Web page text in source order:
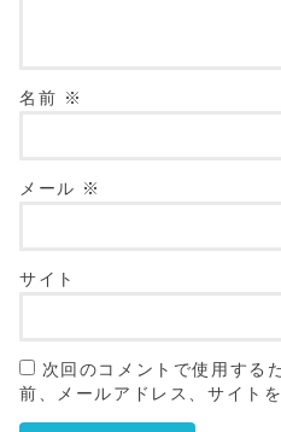
名前 ※
メール ※
サイト
次回のコメントで使用する
前、メールアドレス、サイトを